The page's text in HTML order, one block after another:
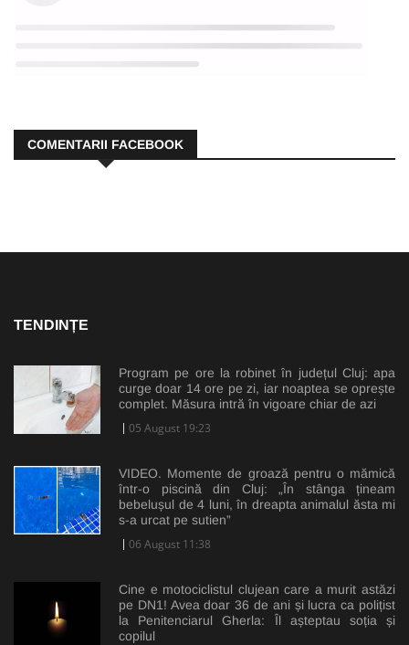
COMENTARII FACEBOOK
TENDINȚE
Program pe ore la robinet în județul Cluj: apa
curge doar 14 ore pe zi, iar noaptea se oprește
complet. Măsura intră în vigoare chiar de azi
05 August 19:23
VIDEO. Momente de groază pentru o mămică
într-o piscină din Cluj: „În stânga țineam
bebelușul de 4 luni, în dreapta animalul ăsta mi
s-a urcat pe sutien”
06 August 11:38
Cine e motociclistul clujean care a murit astăzi
pe DN1! Avea doar 36 de ani și lucra ca polițist
la Penitenciarul Gherla: Îl așteptau soția și
copilul